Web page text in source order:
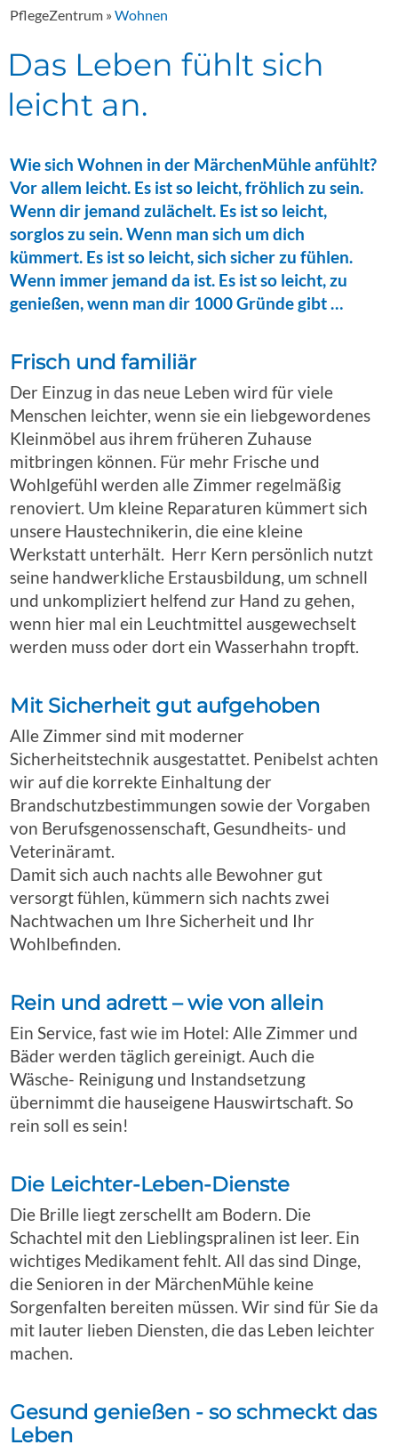
PflegeZentrum » Wohnen
Das Leben fühlt sich
leicht an.
Wie sich Wohnen in der MärchenMühle anfühlt?
Vor allem leicht. Es ist so leicht, fröhlich zu sein.
Wenn dir jemand zulächelt. Es ist so leicht,
sorglos zu sein. Wenn man sich um dich
kümmert. Es ist so leicht, sich sicher zu fühlen.
Wenn immer jemand da ist. Es ist so leicht, zu
genießen, wenn man dir 1000 Gründe gibt …
Frisch und familiär
Der Einzug in das neue Leben wird für viele
Menschen leichter, wenn sie ein liebgewordenes
Kleinmöbel aus ihrem früheren Zuhause
mitbringen können. Für mehr Frische und
Wohlgefühl werden alle Zimmer regelmäßig
renoviert. Um kleine Reparaturen kümmert sich
unsere Haustechnikerin, die eine kleine
Werkstatt unterhält. Herr Kern persönlich nutzt
seine handwerkliche Erstausbildung, um schnell
und unkompliziert helfend zur Hand zu gehen,
wenn hier mal ein Leuchtmittel ausgewechselt
werden muss oder dort ein Wasserhahn tropft.
Mit Sicherheit gut aufgehoben
Alle Zimmer sind mit moderner
Sicherheitstechnik ausgestattet. Penibelst achten
wir auf die korrekte Einhaltung der
Brandschutzbestimmungen sowie der Vorgaben
von Berufsgenossenschaft, Gesundheits- und
Veterinäramt.
Damit sich auch nachts alle Bewohner gut
versorgt fühlen, kümmern sich nachts zwei
Nachtwachen um Ihre Sicherheit und Ihr
Wohlbefinden.
Rein und adrett – wie von allein
Ein Service, fast wie im Hotel: Alle Zimmer und
Bäder werden täglich gereinigt. Auch die
Wäsche- Reinigung und Instandsetzung
übernimmt die hauseigene Hauswirtschaft. So
rein soll es sein!
Die Leichter-Leben-Dienste
Die Brille liegt zerschellt am Bodern. Die
Schachtel mit den Lieblingspralinen ist leer. Ein
wichtiges Medikament fehlt. All das sind Dinge,
die Senioren in der MärchenMühle keine
Sorgenfalten bereiten müssen. Wir sind für Sie da
mit lauter lieben Diensten, die das Leben leichter
machen.
Gesund genießen - so schmeckt das
Leben